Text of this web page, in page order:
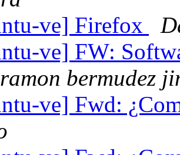
ve] Firefox
ve] FW:
bermudez
ve] Fwd: